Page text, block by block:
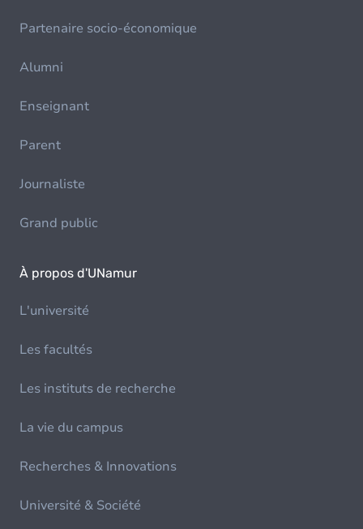
Partenaire socio-économique
Alumni
Enseignant
Parent
Journaliste
Grand public
À propos d'UNamur
L'université
Les facultés
Les instituts de recherche
La vie du campus
Recherches & Innovations
Université & Société